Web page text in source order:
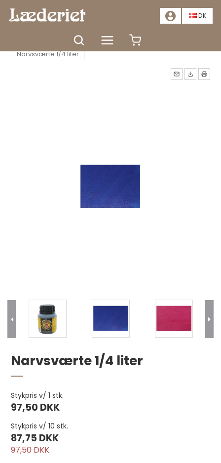
📣TILBUD - SPAR MINDST 20%. KLIK HER📣
DK
Farve og pleje
Læderfarve
Narvsværte 1/4 liter
Måske kunne nogle af disse
TÆT
Klebfest 330 g pr. stk.
Narvsværte 1/4 liter
Stykpris v/ 1 stk.
97,50 DKK
Stykpris v/ 10 stk.
87,75 DKK
97,50 DKK